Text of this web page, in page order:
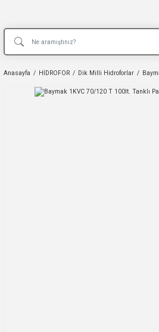
Anasayfa HİDROFOR Dik Milli Hidroforlar